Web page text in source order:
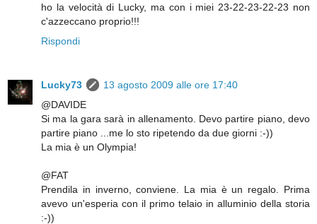
ho la velocità di Lucky, ma con i miei 23-22-23-22-23 non
c'azzeccano proprio!!!
Rispondi
Lucky73
13 agosto 2009 alle ore 17:40
@DAVIDE
Si ma la gara sarà in allenamento. Devo partire piano, devo
partire piano ...me lo sto ripetendo da due giorni :-))
La mia è un Olympia!
@FAT
Prendila in inverno, conviene. La mia è un regalo. Prima
avevo un'esperia con il primo telaio in alluminio della storia
:-))